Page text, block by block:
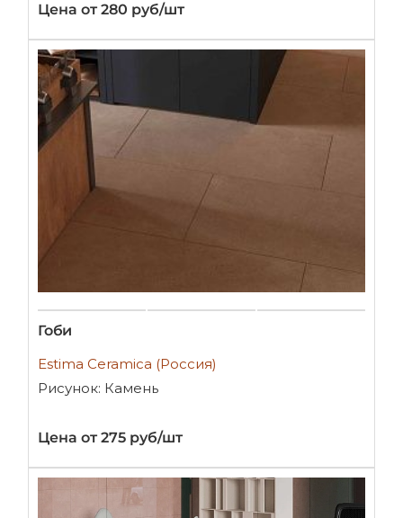
Цена от 280 руб/шт
Гоби
Estima Ceramica (Россия)
Рисунок: Камень
Цена от 275 руб/шт